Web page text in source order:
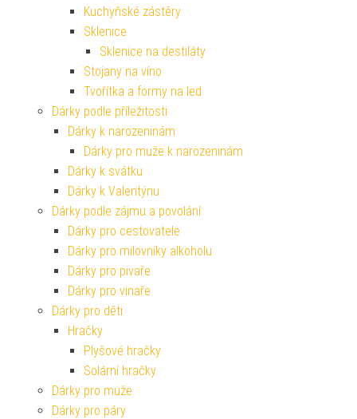
Kuchyňské zástěry
Sklenice
Sklenice na destiláty
Stojany na víno
Tvořítka a formy na led
Dárky podle příležitosti
Dárky k narozeninám
Dárky pro muže k narozeninám
Dárky k svátku
Dárky k Valentýnu
Dárky podle zájmu a povolání
Dárky pro cestovatele
Dárky pro milovníky alkoholu
Dárky pro pivaře
Dárky pro vinaře
Dárky pro děti
Hračky
Plyšové hračky
Solární hračky
Dárky pro muže
Dárky pro páry